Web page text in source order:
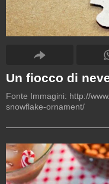
Un fiocco di
Fonte Immagini: http://
snowflake-ornament/